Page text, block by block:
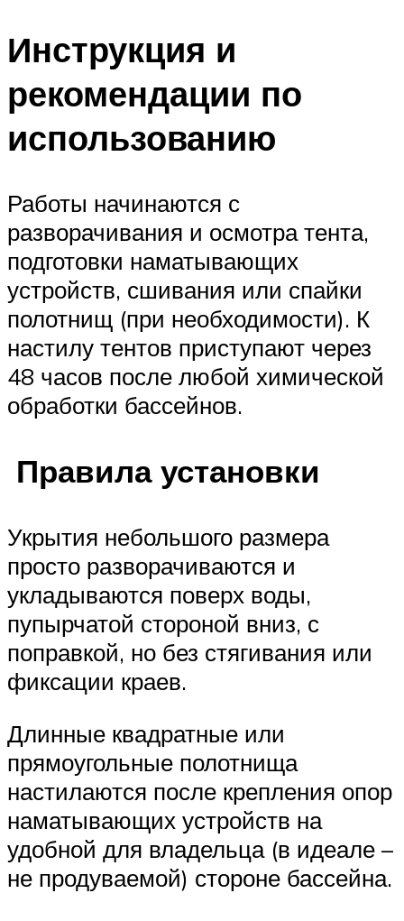
Инструкция и
рекомендации по
использованию
Работы начинаются с
разворачивания и осмотра тента,
подготовки наматывающих
устройств, сшивания или спайки
полотнищ (при необходимости). К
настилу тентов приступают через
48 часов после любой химической
обработки бассейнов.
Правила установки
Укрытия небольшого размера
просто разворачиваются и
укладываются поверх воды,
пупырчатой стороной вниз, с
поправкой, но без стягивания или
фиксации краев.
Длинные квадратные или
прямоугольные полотнища
настилаются после крепления опор
наматывающих устройств на
удобной для владельца (в идеале –
не продуваемой) стороне бассейна.